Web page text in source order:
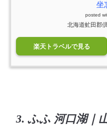
坐
posted
北海道虻田郡
楽天トラベルで見る
3. ふふ 河口湖｜